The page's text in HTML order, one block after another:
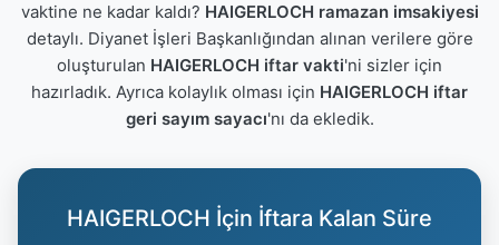
vaktine ne kadar kaldı? HAIGERLOCH ramazan imsakiyesi
detaylı. Diyanet İşleri Başkanlığından alınan verilere göre
oluşturulan HAIGERLOCH iftar vakti'ni sizler için
hazırladık. Ayrıca kolaylık olması için HAIGERLOCH iftar
geri sayım sayacı'nı da ekledik.
HAIGERLOCH İçin İftara Kalan Süre